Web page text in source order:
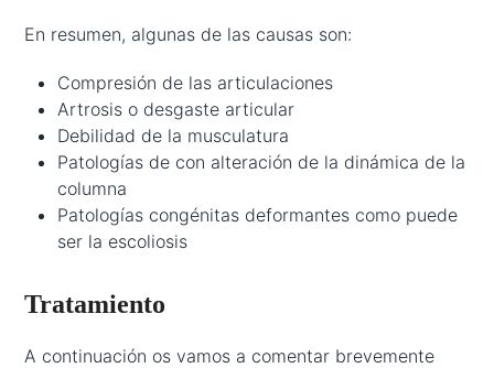
En resumen, algunas de las causas son:
Compresión de las articulaciones
Artrosis o desgaste articular
Debilidad de la musculatura
Patologías de con alteración de la dinámica de la
columna
Patologías congénitas deformantes como puede
ser la escoliosis
Tratamiento
A continuación os vamos a comentar brevemente